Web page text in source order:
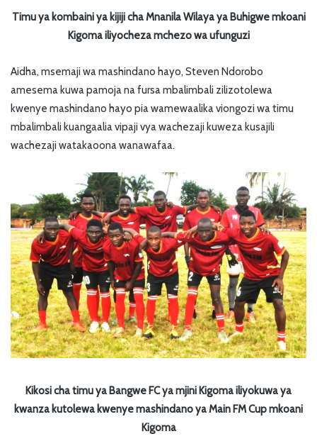
Timu ya kombaini ya kijiji cha Mnanila Wilaya ya Buhigwe mkoani
Kigoma iliyocheza mchezo wa ufunguzi
Aidha, msemaji wa mashindano hayo, Steven Ndorobo
amesema kuwa pamoja na fursa mbalimbali zilizotolewa
kwenye mashindano hayo pia wamewaalika viongozi wa timu
mbalimbali kuangaalia vipaji vya wachezaji kuweza kusajili
wachezaji watakaoona wanawafaa.
Kikosi cha timu ya Bangwe FC ya mjini Kigoma iliyokuwa ya
kwanza kutolewa kwenye mashindano ya Main FM Cup mkoani
Kigoma